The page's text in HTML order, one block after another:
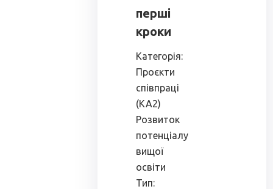
перші
кроки
Категорія:
Проєкти
співпраці
(КА2)
Розвиток
потенціалу
вищої
освіти
Тип: